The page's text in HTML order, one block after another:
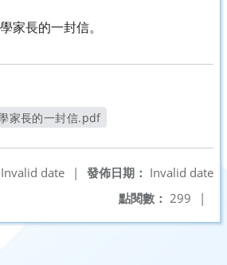
家長的一封信。
家長的一封信.pdf
發佈日期： Invalid date
Invalid date
|
點閱數： 299 |